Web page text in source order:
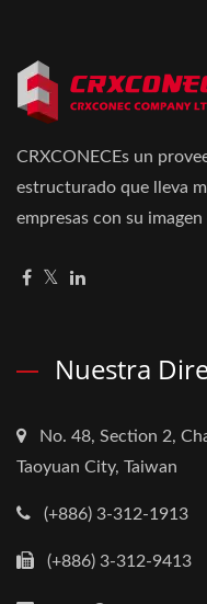
CRXCONECEs un
estructurado que lleva
empresas con su imagen
Nuestra
No. 48, Section 2,
Taoyuan City, Taiwan
(+886) 3-312-1913
(+886) 3-312-9413